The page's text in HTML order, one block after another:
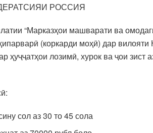
РОССИЯ
“Марказҳои машварати ва
(коркарди моҳӣ) дар
ҳуҷҷатҳои лозимӣ, хурок ва ҷои
сол аз 30 то 45 сола